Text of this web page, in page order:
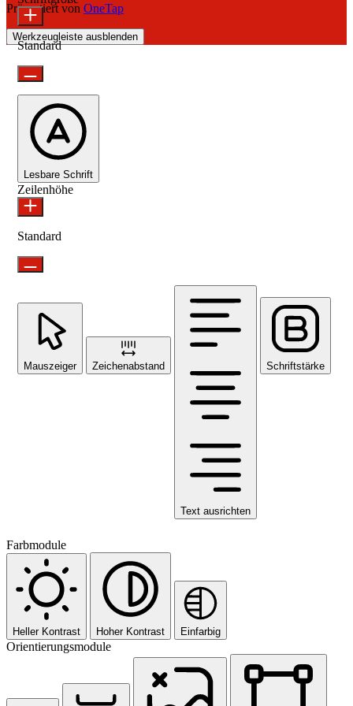
Präsentiert von OneTap
Werkzeugleiste ausblenden
Standard
Lesbare Schrift
Zeilenhöhe
Standard
Mauszeiger Zeichenabstand
Text ausrichten
Schriftstärke
Farbmodule
Heller Kontrast Hoher Kontrast Einfarbig
Orientierungsmodule